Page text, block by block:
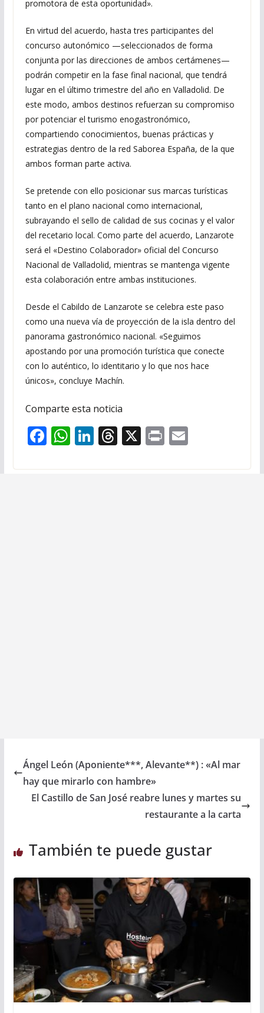
promotora de esta oportunidad».
En virtud del acuerdo, hasta tres participantes del
concurso autonómico —seleccionados de forma
conjunta por las direcciones de ambos certámenes—
podrán competir en la fase final nacional, que tendrá
lugar en el último trimestre del año en Valladolid. De
este modo, ambos destinos refuerzan su compromiso
por potenciar el turismo enogastronómico,
compartiendo conocimientos, buenas prácticas y
estrategias dentro de la red Saborea España, de la que
ambos forman parte activa.
Se pretende con ello posicionar sus marcas turísticas
tanto en el plano nacional como internacional,
subrayando el sello de calidad de sus cocinas y el valor
del recetario local. Como parte del acuerdo, Lanzarote
será el «Destino Colaborador» oficial del Concurso
Nacional de Valladolid, mientras se mantenga vigente
esta colaboración entre ambas instituciones.
Desde el Cabildo de Lanzarote se celebra este paso
como una nueva vía de proyección de la isla dentro del
panorama gastronómico nacional. «Seguimos
apostando por una promoción turística que conecte
con lo auténtico, lo identitario y lo que nos hace
únicos», concluye Machín.
Comparte esta noticia
F
e
W
at
Li
k
T
re
X Pr
t
E
ai
Ángel León (Aponiente***, Alevante**) : «Al mar
hay que mirarlo con hambre»
El Castillo de San José reabre lunes y martes su
restaurante a la carta
También te puede gustar